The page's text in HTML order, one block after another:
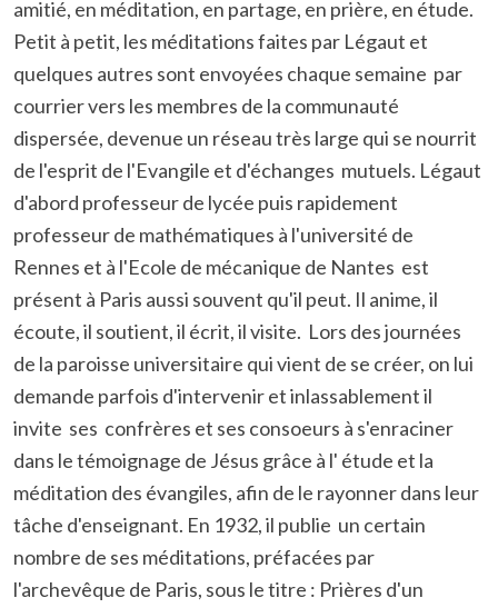
amitié, en méditation, en partage, en prière, en étude.
Petit à petit, les méditations faites par Légaut et
quelques autres sont envoyées chaque semaine par
courrier vers les membres de la communauté
dispersée, devenue un réseau très large qui se nourrit
de l'esprit de l'Evangile et d'échanges mutuels. Légaut
d'abord professeur de lycée puis rapidement
professeur de mathématiques à l'université de
Rennes et à l'Ecole de mécanique de Nantes est
présent à Paris aussi souvent qu'il peut. Il anime, il
écoute, il soutient, il écrit, il visite. Lors des journées
de la paroisse universitaire qui vient de se créer, on lui
demande parfois d'intervenir et inlassablement il
invite ses confrères et ses consoeurs à s'enraciner
dans le témoignage de Jésus grâce à l' étude et la
méditation des évangiles, afin de le rayonner dans leur
tâche d'enseignant. En 1932, il publie un certain
nombre de ses méditations, préfacées par
l'archevêque de Paris, sous le titre : Prières d'un